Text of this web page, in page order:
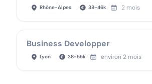
Rhône-Alpes 38-46k 2 mois
Business Developper
Lyon 38-55k environ 2 mois